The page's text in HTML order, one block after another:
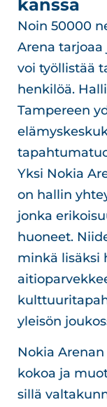
kanssa
Noin 50000
Arena tarjoaa
voi työllistää
henkilöä.
Tampereen
Yksi Nokia
on hallin
jonka
huoneet.
minkä lisäksi
yleisön
Nokia
kokoa ja
sillä